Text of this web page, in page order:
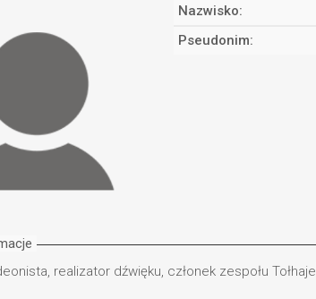
Nazwisko:
Pseudonim:
realizator dźwięku, członek zespołu Tołhaje